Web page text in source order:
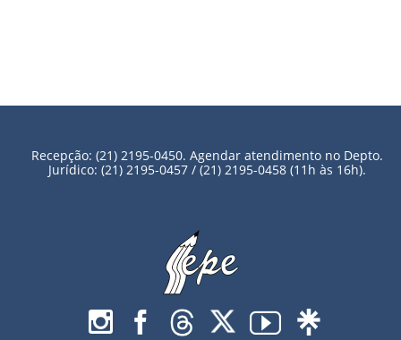
Recepção: (21) 2195-0450. Agendar atendimento no Depto.
Jurídico: (21) 2195-0457 / (21) 2195-0458 (11h às 16h).